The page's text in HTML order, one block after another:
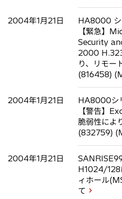
2004年1月21日
HA8000
【緊急】
Security
2000
り、リモー
(816458)
2004年1月21日
HA8000シ
【警告】
脆弱性によ
(832759)
2004年1月21日
H1024/128
ィホール
て